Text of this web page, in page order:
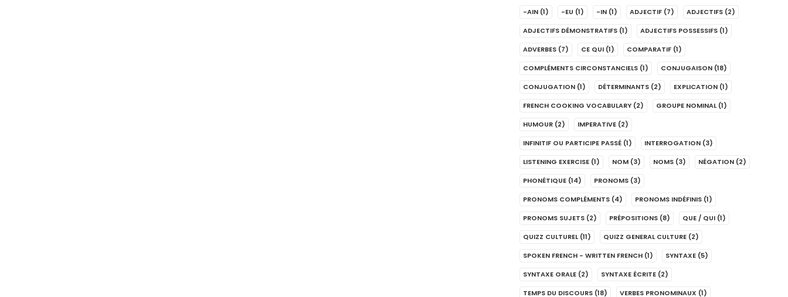
-AIN (1) -EU (1) -IN (1) ADJECTIF (7) ADJECTIFS (2)
ADJECTIFS DÉMONSTRATIFS (1) ADJECTIFS POSSESSIFS (1)
ADVERBES (7) CE QUI (1) COMPARATIF (1)
COMPLÉMENTS CIRCONSTANCIELS (1) CONJUGAISON (18)
CONJUGATION (1) DÉTERMINANTS (2) EXPLICATION (1)
FRENCH COOKING VOCABULARY (2) GROUPE NOMINAL (1)
HUMOUR (2) IMPERATIVE (2)
INFINITIF OU PARTICIPE PASSÉ (1) INTERROGATION (3)
LISTENING EXERCISE (1) NOM (3) NOMS (3) NÉGATION (2)
PHONÉTIQUE (14) PRONOMS (3)
PRONOMS COMPLÉMENTS (4) PRONOMS INDÉFINIS (1)
PRONOMS SUJETS (2) PRÉPOSITIONS (8) QUE / QUI (1)
QUIZZ CULTUREL (11) QUIZZ GENERAL CULTURE (2)
SPOKEN FRENCH - WRITTEN FRENCH (1) SYNTAXE (5)
SYNTAXE ORALE (2) SYNTAXE ÉCRITE (2)
TEMPS DU DISCOURS (18) VERBES PRONOMINAUX (1)